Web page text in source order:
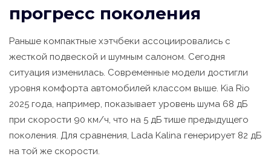
прогресс поколения
Раньше компактные хэтчбеки ассоциировались с
жесткой подвеской и шумным салоном. Сегодня
ситуация изменилась. Современные модели достигли
уровня комфорта автомобилей классом выше. Kia Rio
2025 года, например, показывает уровень шума 68 дБ
при скорости 90 км/ч, что на 5 дБ тише предыдущего
поколения. Для сравнения, Lada Kalina генерирует 82 дБ
на той же скорости.